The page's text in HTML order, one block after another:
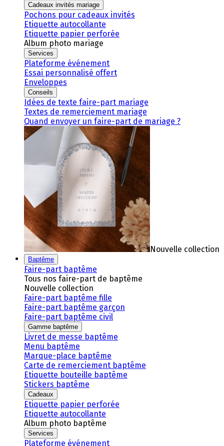
Cadeaux invités mariage
Pochons pour cadeaux invités
Etiquette autocollante
Etiquette papier perforée
Album photo mariage
Services
Plateforme événement
Essai personnalisé offert
Enveloppes
Conseils
Idées de texte faire-part mariage
Textes de remerciement mariage
Quand envoyer un faire-part de mariage ?
Nouvelle collection
Baptême
Faire-part baptême
Tous nos faire-part de baptême
Nouvelle collection
Faire-part baptême fille
Faire-part baptême garçon
Faire-part baptême civil
Gamme baptême
Livret de messe baptême
Menu baptême
Marque-place baptême
Carte de remerciement baptême
Etiquette bouteille baptême
Stickers baptême
Cadeaux
Etiquette papier perforée
Etiquette autocollante
Album photo baptême
Services
Plateforme événement